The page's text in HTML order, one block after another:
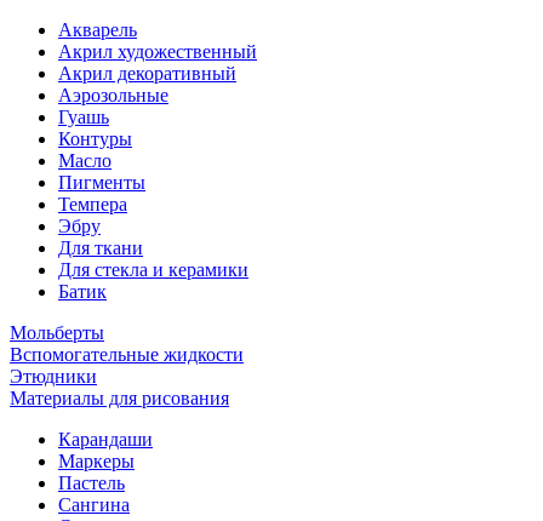
Акварель
Акрил художественный
Акрил декоративный
Аэрозольные
Гуашь
Контуры
Масло
Пигменты
Темпера
Эбру
Для ткани
Для стекла и керамики
Батик
Мольберты
Вспомогательные жидкости
Этюдники
Материалы для рисования
Карандаши
Маркеры
Пастель
Сангина